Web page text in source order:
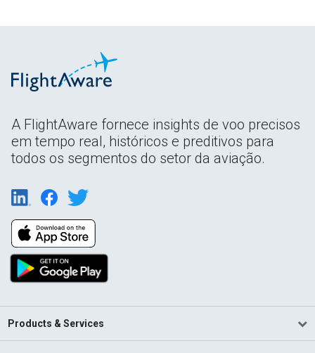
A FlightAware fornece insights de voo precisos
em tempo real, históricos e preditivos para
todos os segmentos do setor da aviação.
Products & Services